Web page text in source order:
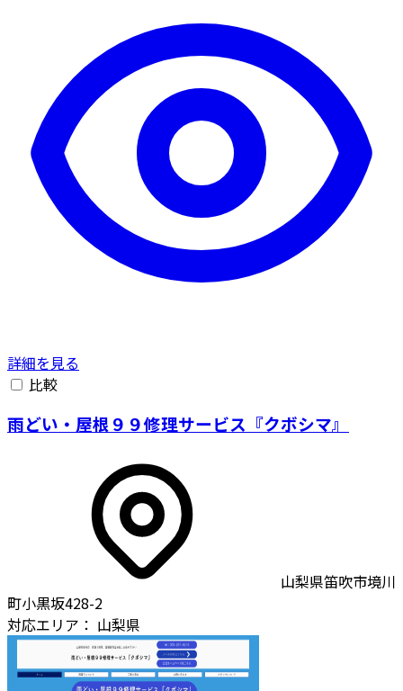
詳細を見る
比較
雨どい・屋根９９修理サービス『クボシマ』
山梨県笛吹市境川
町小黒坂428-2
対応エリア： 山梨県